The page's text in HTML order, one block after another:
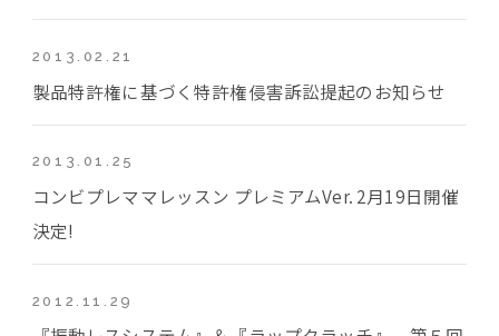
2013.02.21
製品特許権に基づく特許権侵害訴訟提起のお知らせ
2013.01.25
コンビプレママレッスン プレミアムVer. 2月19日開催
決定!
2012.11.29